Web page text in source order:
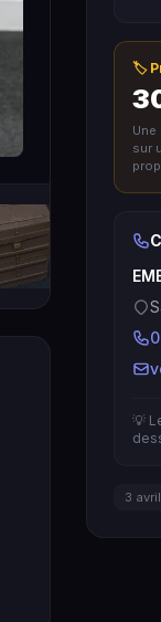
🏷️
sur
💡
3